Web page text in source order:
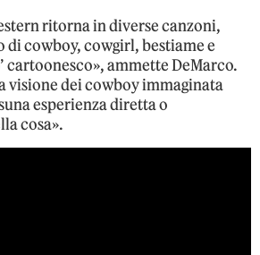
ritorna in diverse canzoni,
di cowboy, cowgirl, bestiame e
cartoonesco», ammette DeMarco.
visione dei cowboy immaginata
esperienza diretta o
cosa».